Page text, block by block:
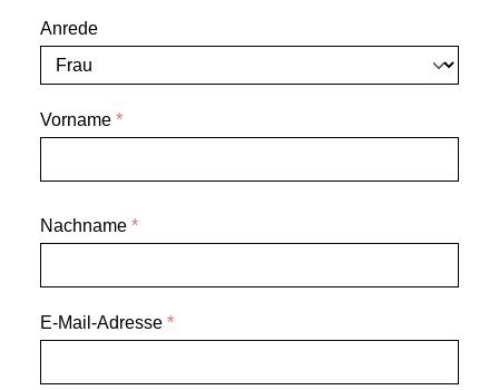
Anrede
Vorname *
Nachname *
E-Mail-Adresse *